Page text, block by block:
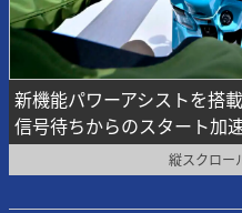
新機能パワーアシストを搭
信号待ちからのスタート加
縦スクロー